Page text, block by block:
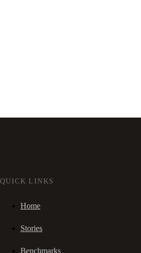
QUICK LINKS
Home
Stories
Benchmarks